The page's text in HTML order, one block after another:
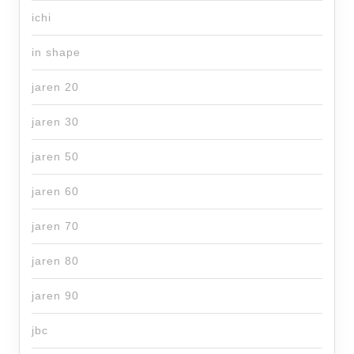
ichi
in shape
jaren 20
jaren 30
jaren 50
jaren 60
jaren 70
jaren 80
jaren 90
jbc